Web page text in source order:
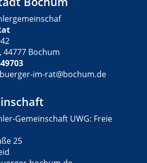
44777 Bochum
im-rat@bochum.de
Gemeinschaft UWG: Freie
25